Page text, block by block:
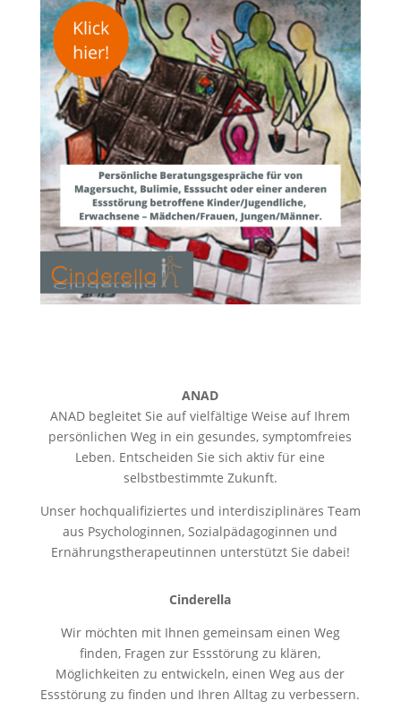
ANAD
ANAD begleitet Sie auf vielfältige Weise auf Ihrem
persönlichen Weg in ein gesundes, symptomfreies
Leben. Entscheiden Sie sich aktiv für eine
selbstbestimmte Zukunft.
Unser hochqualifiziertes und interdisziplinäres Team
aus Psychologinnen, Sozialpädagoginnen und
Ernährungstherapeutinnen unterstützt Sie dabei!
Cinderella
Wir möchten mit Ihnen gemeinsam einen Weg
finden, Fragen zur Essstörung zu klären,
Möglichkeiten zu entwickeln, einen Weg aus der
Essstörung zu finden und Ihren Alltag zu verbessern.